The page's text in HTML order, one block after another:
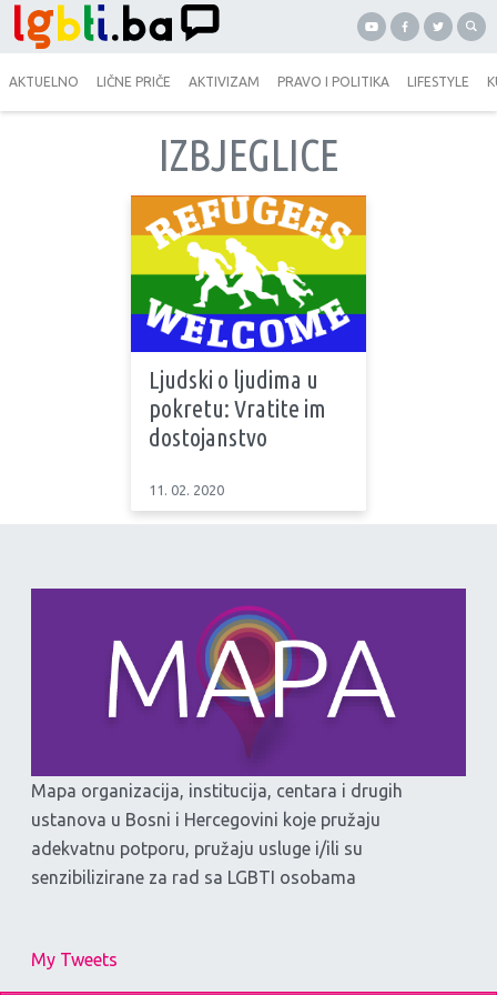
AKTUELNO LIČNE PRIČE AKTIVIZAM PRAVO I POLITIKA LIFESTYLE
IZBJEGLICE
Ljudski o ljudima u
pokretu: Vratite im
dostojanstvo
11. 02. 2020
Mapa organizacija, institucija, centara i drugih
ustanova u Bosni i Hercegovini koje pružaju
adekvatnu potporu, pružaju usluge i/ili su
senzibilizirane za rad sa LGBTI osobama
My Tweets